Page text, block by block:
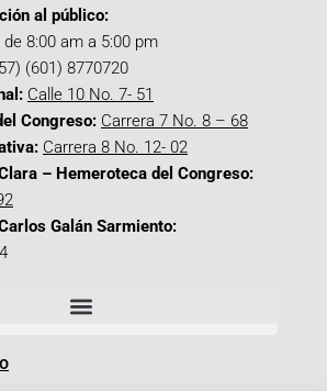
al público:
8:00 am a 5:00 pm
(601) 8770720
Calle 10 No. 7- 51
Congreso: Carrera 7 No. 8 – 68
Carrera 8 No. 12- 02
– Hemeroteca del Congreso:
Galán Sarmiento: